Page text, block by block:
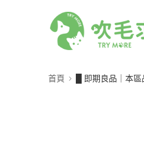
首頁 █ 即期良品｜本